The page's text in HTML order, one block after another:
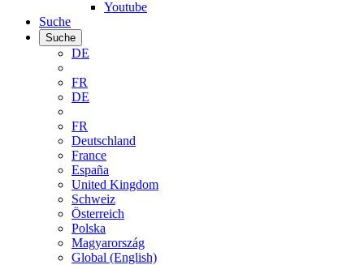
Youtube
Suche
Suche
DE
FR
DE
FR
Deutschland
France
España
United Kingdom
Schweiz
Österreich
Polska
Magyarország
Global (English)